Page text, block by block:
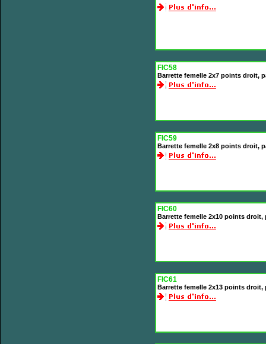
FIC58
Barrette femelle 2x7 points droit,
FIC59
Barrette femelle 2x8 points droit,
FIC60
Barrette femelle 2x10 points droit,
FIC61
Barrette femelle 2x13 points droit,